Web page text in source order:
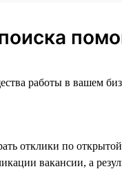
работы в вашем
отклики по
вакансии, а